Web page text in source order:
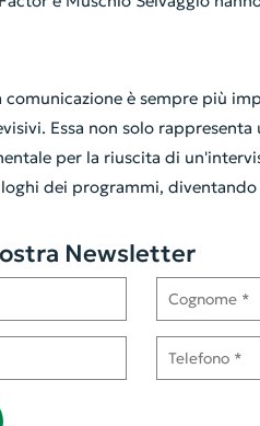
è sempre più
Essa non solo
per la riuscita di
dei programmi,
Newsletter
Cognome
Telefono